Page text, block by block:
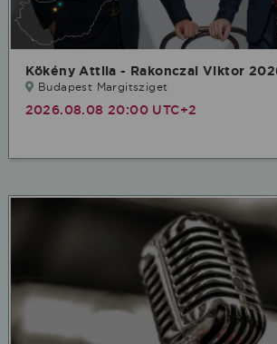
Kökény Attila - Rakonczai Viktor
Budapest Margitsziget
2026.08.08 20:00 UTC+2